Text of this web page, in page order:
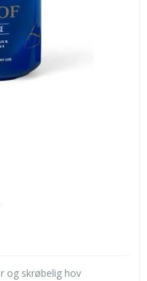
og skrøbelig hov